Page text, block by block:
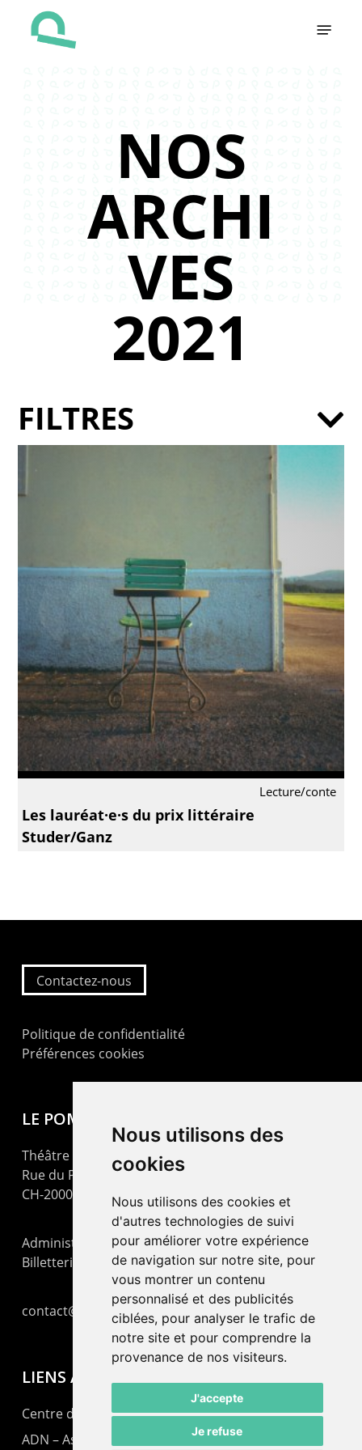
Nous utilisons des
cookies
Nous utilisons des cookies et
d'autres technologies de suivi
pour améliorer votre expérience
de navigation sur notre site, pour
vous montrer un contenu
personnalisé et des publicités
ciblées, pour analyser le trafic de
notre site et pour comprendre la
provenance de nos visiteurs.
J'accepte
Je refuse
NOS
ARCHI
VES
2021
Lecture/conte
Les lauréat·e·s du prix littéraire
Studer/Ganz
FILTRES
Contactez-nous
Politique de confidentialité
Préférences cookies
LE POMMIER
Théâtre – Centre Culturel Neuchâtelois
Rue du Pommier 9
CH-2000 Neuchâtel
Administration : +41 32 725 03 03
Billetterie : +41 32 725 05 05
contact@lepommier.ch
LIENS AMIS
Centre de culture ABC
ADN – Association Danse Neuchâtel